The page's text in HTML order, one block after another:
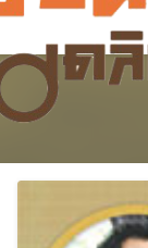
Skip
content